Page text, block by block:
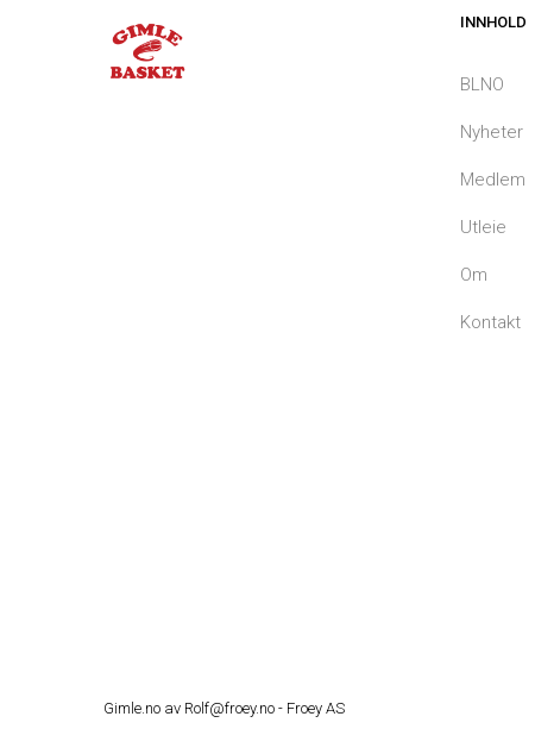
INNHOLD
BLNO
Nyheter
Medlem
Utleie
Om
Kontakt
Gimle.no av Rolf@froey.no - Froey AS